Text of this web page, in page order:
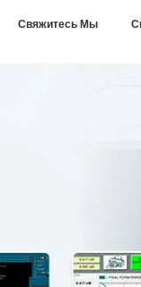
Свяжитесь Мы